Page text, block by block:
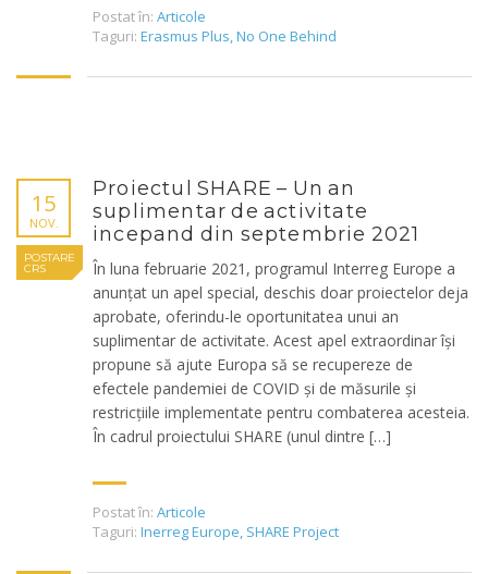
Postat în: Articole
Taguri: Erasmus Plus,No One Behind
15
NOV.
POSTARE
CRS
Proiectul SHARE – Un an
suplimentar de activitate
incepand din septembrie 2021
În luna februarie 2021, programul Interreg Europe a
anunțat un apel special, deschis doar proiectelor deja
aprobate, oferindu-le oportunitatea unui an
suplimentar de activitate. Acest apel extraordinar își
propune să ajute Europa să se recupereze de
efectele pandemiei de COVID și de măsurile și
restricțiile implementate pentru combaterea acesteia.
În cadrul proiectului SHARE (unul dintre […]
Postat în: Articole
Taguri: Inerreg Europe, SHARE Project